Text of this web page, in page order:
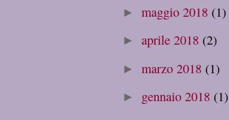
►maggio 2018 (1)
►aprile 2018 (2)
►marzo 2018 (1)
► gennaio 2018 (1)